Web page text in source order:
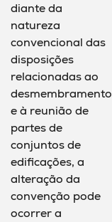
diante da
natureza
convencional das
disposições
relacionadas ao
desmembramento
e à reunião de
partes de
conjuntos de
edificações, a
alteração da
convenção pode
ocorrer a